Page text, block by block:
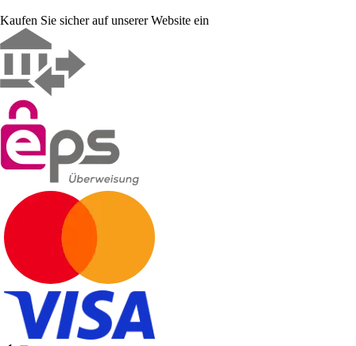
Kaufen Sie sicher auf unserer Website ein